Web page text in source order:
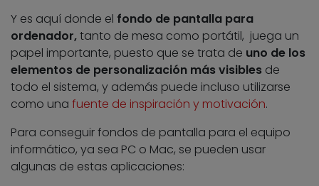
Y es aquí donde el fondo de pantalla para
ordenador,tanto de mesa como portátil, juega un
papel importante, puesto que se trata de uno de los
elementos de personalización más visibles de
todo el sistema, y además puede incluso utilizarse
como una fuente de inspiración y motivación.
Para conseguir fondos de pantalla para el equipo
informático, ya sea PC o Mac, se pueden usar
algunas de estas aplicaciones: